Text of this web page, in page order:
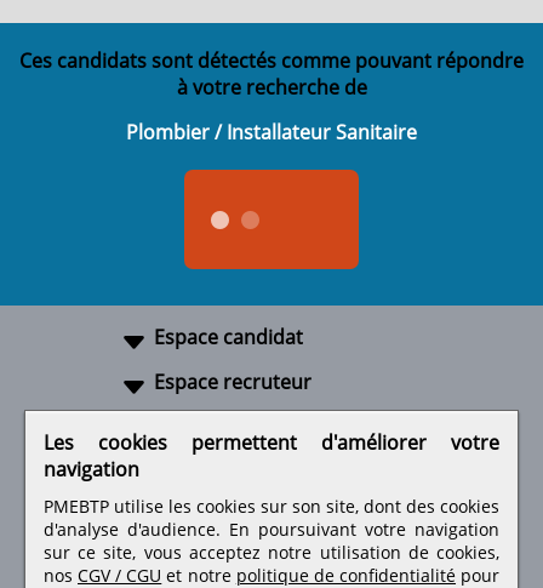
Ces candidats sont détectés comme pouvant répondre
à votre recherche de
Plombier / Installateur Sanitaire
Espace candidat
Espace recruteur
Les cookies permettent d'améliorer votre
navigation
PMEBTP utilise les cookies sur son site, dont des cookies
d'analyse d'audience. En poursuivant votre navigation
sur ce site, vous acceptez notre utilisation de cookies,
nos CGV / CGU et notre politique de confidentialité pour